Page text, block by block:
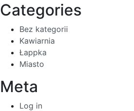
Categories
Bez kategorii
Kawiarnia
Łappka
Miasto
Meta
Log in